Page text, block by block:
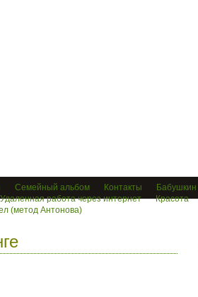
Семейный альбом Контакты
Бабушкин
Удаленная работа через интернет Красота
(метод Антонова)